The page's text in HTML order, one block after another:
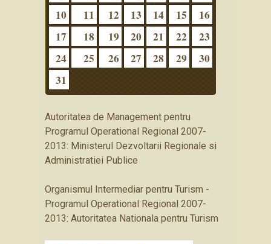
10
11 12 13 14 15
16
17
18 19 20 21 22
23
24
25 26 27 28 29
30
31
Autoritatea de Management pentru
Programul Operational Regional 2007-
2013: Ministerul Dezvoltarii Regionale si
Administratiei Publice
Organismul Intermediar pentru Turism -
Programul Operational Regional 2007-
2013: Autoritatea Nationala pentru Turism